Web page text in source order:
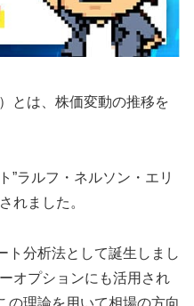
とは、株価変動の推移を
”ラルフ・ネルソン・エリ
れました。
ト分析法として誕生しまし
オプションにも活用され
の理論を用いて相場の方向